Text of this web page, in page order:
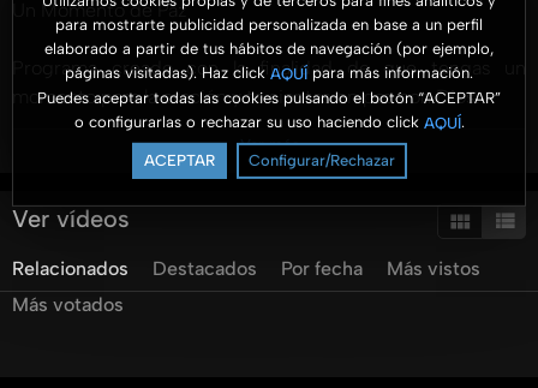
para mostrarte publicidad personalizada en base a un perfil
elaborado a partir de tus hábitos de navegación (por ejemplo,
páginas visitadas). Haz click AQUÍ para más información.
Puedes aceptar todas las cookies pulsando el botón “ACEPTAR”
o configurarlas o rechazar su uso haciendo click AQUÍ.
ACEPTAR Configurar/Rechazar
Un Momento de Paz
Programa creado con la finalidad de que tengas un
momento para la oración y te sientas en paz con Dios.
El Ptr. Esteban Quiyono, junto a sus invitados, nos muestra
cómo ellos han sido guiados por medio de la oración.
Galván, dominicana, ingeniero en química inicialmente,
desde que era pequeña, se entrego en las manos de Dios
Ver más
Ver vídeos
Relacionados Destacados Por fecha
Más vistos
Más votados